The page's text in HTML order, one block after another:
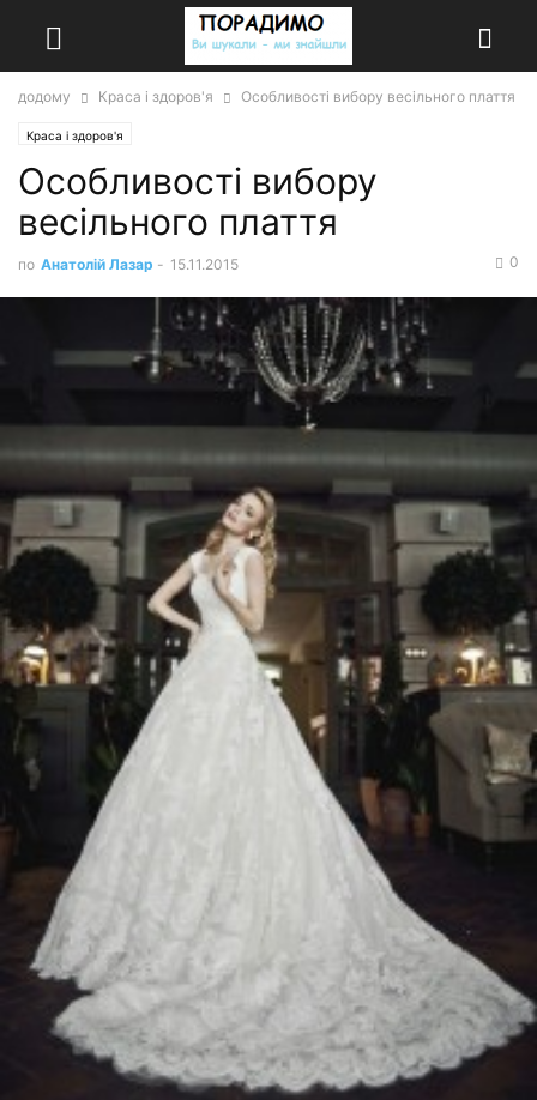
додому Краса і здоров'я Особливості вибору весільного плаття
Краса і здоров'я
Особливості вибору
весільного плаття
по Анатолій Лазар - 15.11.2015 0